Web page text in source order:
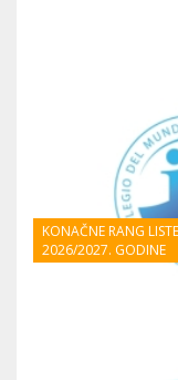
KONAČNE RANG
2026/2027. GODINE